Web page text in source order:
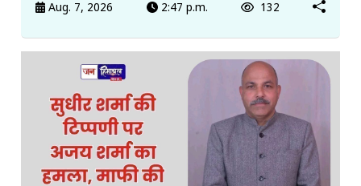
Aug. 7, 2026 2:47 p.m. 132